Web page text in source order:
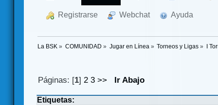
Registrarse Webchat Ayuda
La BSK » COMUNIDAD » Jugar en Línea » Torneos y Ligas » I
Páginas: [1]2 3 >> Ir Abajo
Etiquetas: